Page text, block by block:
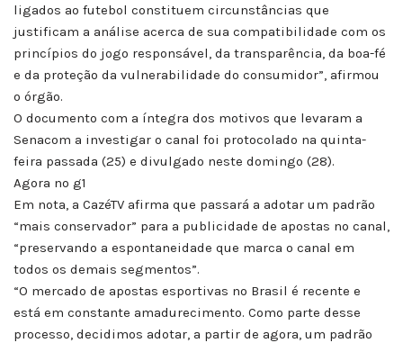
ligados ao futebol constituem circunstâncias que
justificam a análise acerca de sua compatibilidade com os
princípios do jogo responsável, da transparência, da boa-fé
e da proteção da vulnerabilidade do consumidor”, afirmou
o órgão.
O documento com a íntegra dos motivos que levaram a
Senacom a investigar o canal foi protocolado na quinta-
feira passada (25) e divulgado neste domingo (28).
Agora no g1
Em nota, a CazéTV afirma que passará a adotar um padrão
“mais conservador” para a publicidade de apostas no canal,
“preservando a espontaneidade que marca o canal em
todos os demais segmentos”.
“O mercado de apostas esportivas no Brasil é recente e
está em constante amadurecimento. Como parte desse
processo, decidimos adotar, a partir de agora, um padrão